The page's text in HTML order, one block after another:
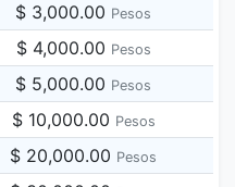
$ 3,000.00 Pesos
$ 4,000.00 Pesos
$ 5,000.00 Pesos
$ 10,000.00 Pesos
$ 20,000.00 Pesos